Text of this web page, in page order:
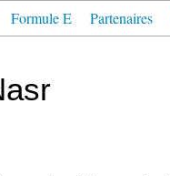
Formule E Partenaires